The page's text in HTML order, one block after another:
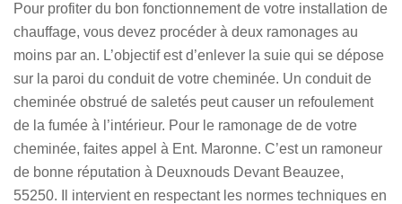
Pour profiter du bon fonctionnement de votre installation de
chauffage, vous devez procéder à deux ramonages au
moins par an. L’objectif est d’enlever la suie qui se dépose
sur la paroi du conduit de votre cheminée. Un conduit de
cheminée obstrué de saletés peut causer un refoulement
de la fumée à l’intérieur. Pour le ramonage de de votre
cheminée, faites appel à Ent. Maronne. C’est un ramoneur
de bonne réputation à Deuxnouds Devant Beauzee,
55250. Il intervient en respectant les normes techniques en